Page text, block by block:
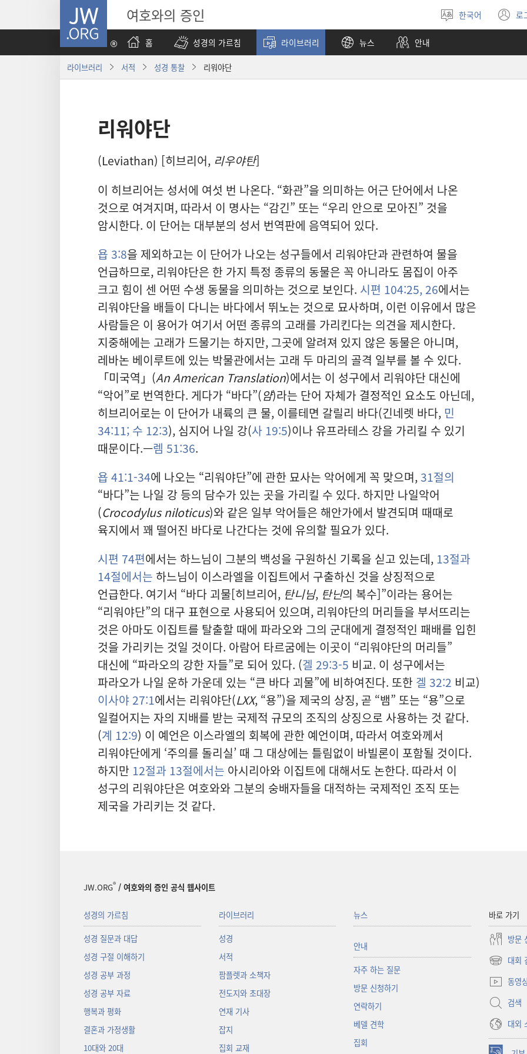
JW.ORG 여호와의 증인
언어
선택
한국어 로
(
창
홈
성경의 가르침 라이브러리 뉴스 안내
라이브러리 서적 성경 통찰 리워야단
리워야단
(Leviathan) [히브리어, 리우야탄]
이 히브리어는 성서에 여섯 번 나온다. “화관”을 의미하는 어근 단어에서 나온
것으로 여겨지며, 따라서 이 명사는 “감긴” 또는 “우리 안으로 모아진” 것을
암시한다. 이 단어는 대부분의 성서 번역판에 음역되어 있다.
욥 3:8을 제외하고는 이 단어가 나오는 성구들에서 리워야단과 관련하여 물을
언급하므로, 리워야단은 한 가지 특정 종류의 동물은 꼭 아니라도 몸집이 아주
크고 힘이 센 어떤 수생 동물을 의미하는 것으로 보인다. 시편 104:25, 26에서는
리워야단을 배들이 다니는 바다에서 뛰노는 것으로 묘사하며, 이런 이유에서 많은
사람들은 이 용어가 여기서 어떤 종류의 고래를 가리킨다는 의견을 제시한다.
지중해에는 고래가 드물기는 하지만, 그곳에 알려져 있지 않은 동물은 아니며,
레바논 베이루트에 있는 박물관에서는 고래 두 마리의 골격 일부를 볼 수 있다.
「미국역」(An American Translation)에서는 이 성구에서 리워야단 대신에
“악어”로 번역한다. 게다가 “바다”(얌)라는 단어 자체가 결정적인 요소도 아닌데,
히브리어로는 이 단어가 내륙의 큰 물, 이를테면 갈릴리 바다(긴네렛 바다, 민
34:11; 수 12:3), 심지어 나일 강(사 19:5)이나 유프라테스 강을 가리킬 수 있기
때문이다.—렘 51:36.
욥 41:1-34에 나오는 “리워야단”에 관한 묘사는 악어에게 꼭 맞으며, 31절의
“바다”는 나일 강 등의 담수가 있는 곳을 가리킬 수 있다. 하지만 나일악어
(Crocodylus niloticus)와 같은 일부 악어들은 해안가에서 발견되며 때때로
육지에서 꽤 떨어진 바다로 나간다는 것에 유의할 필요가 있다.
시편 74편에서는 하느님이 그분의 백성을 구원하신 기록을 싣고 있는데, 13절과
14절에서는 하느님이 이스라엘을 이집트에서 구출하신 것을 상징적으로
언급한다. 여기서 “바다 괴물[히브리어, 탄니님, 탄닌의 복수]”이라는 용어는
“리워야단”의 대구 표현으로 사용되어 있으며, 리워야단의 머리들을 부서뜨리는
것은 아마도 이집트를 탈출할 때에 파라오와 그의 군대에게 결정적인 패배를 입힌
것을 가리키는 것일 것이다. 아람어 타르굼에는 이곳이 “리워야단의 머리들”
대신에 “파라오의 강한 자들”로 되어 있다. (겔 29:3-5 비교. 이 성구에서는
파라오가 나일 운하 가운데 있는 “큰 바다 괴물”에 비하여진다. 또한 겔 32:2 비교)
이사야 27:1에서는 리워야단(LXX, “용”)을 제국의 상징, 곧 “뱀” 또는 “용”으로
일컬어지는 자의 지배를 받는 국제적 규모의 조직의 상징으로 사용하는 것 같다.
(계 12:9) 이 예언은 이스라엘의 회복에 관한 예언이며, 따라서 여호와께서
리워야단에게 ‘주의를 돌리실’ 때 그 대상에는 틀림없이 바빌론이 포함될 것이다.
하지만 12절과 13절에서는 아시리아와 이집트에 대해서도 논한다. 따라서 이
성구의 리워야단은 여호와와 그분의 숭배자들을 대적하는 국제적인 조직 또는
제국을 가리키는 것 같다.
JW.ORG® / 여호와의 증인 공식 웹사이트
성경의 가르침
성경 질문과 대답
성경 구절 이해하기
성경 공부 과정
성경 공부 자료
행복과 평화
결혼과 가정생활
10대와 20대
라이브러리
성경
서적
팜플렛과 소책자
전도지와 초대장
연재 기사
잡지
집회 교재
뉴스
안내
자주 하는 질문
방문 신청하기
연락하기
베델 견학
집회
바로 가기
방문
대회
(새로운
창
동영
검색
대외